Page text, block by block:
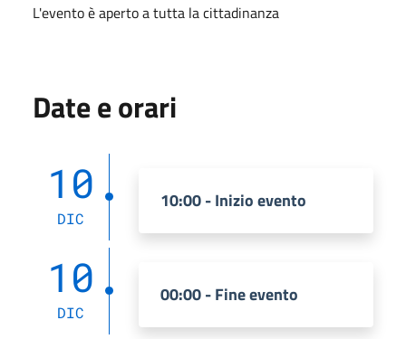
L'evento è aperto a tutta la cittadinanza
Date e orari
10
DIC
10:00 - Inizio evento
10
DIC
00:00 - Fine evento